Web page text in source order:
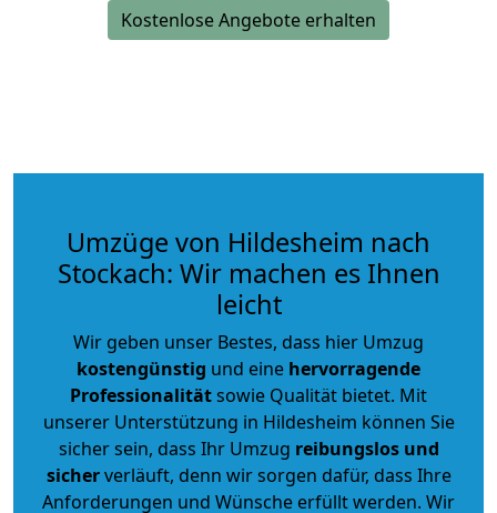
Kostenlose Angebote erhalten
Umzüge von Hildesheim nach
Stockach: Wir machen es Ihnen
leicht
Wir geben unser Bestes, dass hier Umzug
kostengünstig und eine hervorragende
Professionalitätsowie Qualität bietet. Mit
unserer Unterstützung in Hildesheim können Sie
sicher sein, dass Ihr Umzug reibungslos und
sicherverläuft, denn wir sorgen dafür, dass Ihre
Anforderungen und Wünsche erfüllt werden. Wir